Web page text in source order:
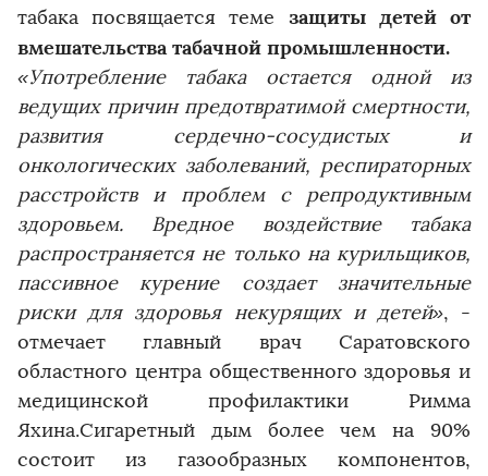
табака посвящается теме защиты детей от
вмешательства табачной промышленности.
«Употребление табака остается одной из
ведущих причин предотвратимой смертности,
развития сердечно-сосудистых и
онкологических заболеваний, респираторных
расстройств и проблем с репродуктивным
здоровьем. Вредное воздействие табака
распространяется не только на курильщиков,
пассивное курение создает значительные
риски для здоровья некурящих и детей», -
отмечает главный врач Саратовского
областного центра общественного здоровья и
медицинской профилактики Римма
Яхина.Сигаретный дым более чем на 90%
состоит из газообразных компонентов,